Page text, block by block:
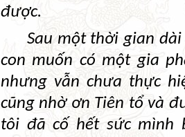
được.
Sau một thời gian
con muốn có một gia
nhưng vẫn chưa thực
cũng nhờ ơn Tiên tổ và
tôi đã cố hết sức mình